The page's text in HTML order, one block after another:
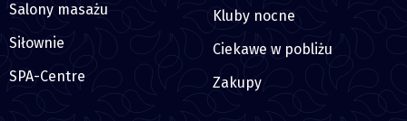
Salony masażu
Siłownie
SPA-Centre
Kluby nocne
Ciekawe w pobliżu
Zakupy